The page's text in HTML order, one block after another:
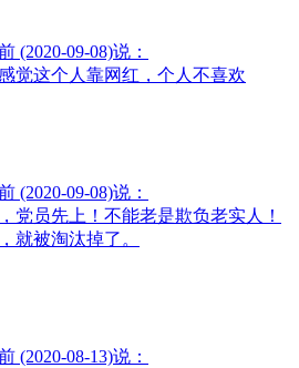
(2020-09-08)说：
觉这个人靠网红，个人不喜欢
(2020-09-08)说：
党员先上！不能老是欺负老实人！
就被淘汰掉了。
(2020-08-13)说：